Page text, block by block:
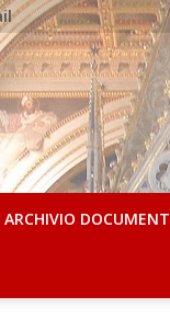
ARCHIVIO